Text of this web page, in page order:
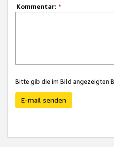
Kommentar: *
Bitte gib die im Bild angezeigten
E-mail senden